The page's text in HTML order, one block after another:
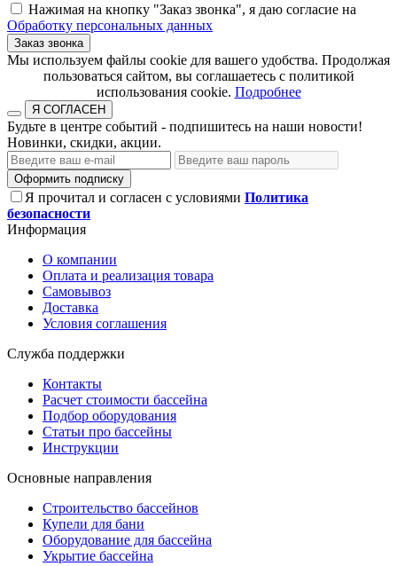
Нажимая на кнопку "Заказ звонка", я даю согласие на
Обработку персональных данных
Заказ звонка
​​​​​​​Мы используем файлы cookie для вашего удобства. Продолжая
пользоваться сайтом, вы соглашаетесь с политикой
использования cookie.​​​​​​​ Подробнее
Я СОГЛАСЕН
Будьте в центре событий - подпишитесь на наши новости!
Новинки, скидки, акции.
Оформить подписку
Я прочитал и согласен с условиями Политика
безопасности
Информация
О компании
Оплата и реализация товара
Самовывоз
Доставка
Условия соглашения
Служба поддержки
Контакты
Расчет стоимости бассейна
Подбор оборудования
Статьи про бассейны
Инструкции
Основные направления
Строительство бассейнов
Купели для бани
Оборудование для бассейна
Укрытие бассейна